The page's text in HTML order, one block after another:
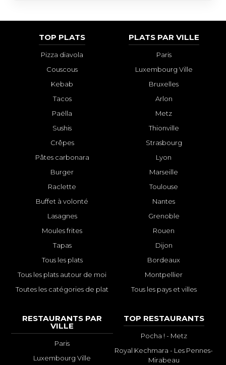
TOP PLATS
Pizza diavola
Couscous
Kebab
Tacos
Paëlla
Sushis
Crêpes
Pâtes carbonara
Burger
Raclette
Buffet à volonté
Lasagnes
Moules frites
Tapas
Tous les plats
Tous les plats autour de moi
Toutes les catégories de plat
PLATS PAR VILLE
Paris
Luxembourg Ville
Bruxelles
Arlon
Metz
Thionville
Strasbourg
Lyon
Marseille
Toulouse
Nantes
Grenoble
Rouen
Dijon
Bordeaux
Montpellier
Tous les pays et villes
RESTAURANTS PAR
VILLE
Paris
Luxembourg Ville
TOP RESTAURANTS
Pocha ! - Metz
Royal Kechmara - Les Pennes-
Mirabeau